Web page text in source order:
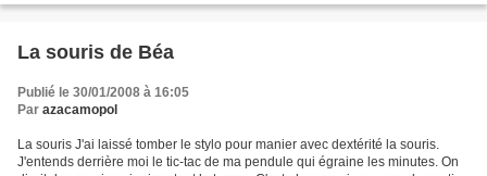
La souris de Béa
Publié le 30/01/2008 à 16:05
Par azacamopol
La souris J'ai laissé tomber le stylo pour manier avec dextérité la souris.
J'entends derrière moi le tic-tac de ma pendule qui égraine les minutes. On